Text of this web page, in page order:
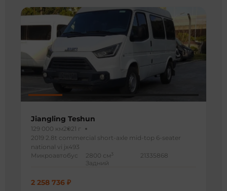
Jiangling Teshun
129 000 км2021 г
2019 2.8t commercial short-axle mid-top 6-seater
national vi jx493
Микроавтобус
2800 см 3
Задний
21335868
2 258 736 ₽